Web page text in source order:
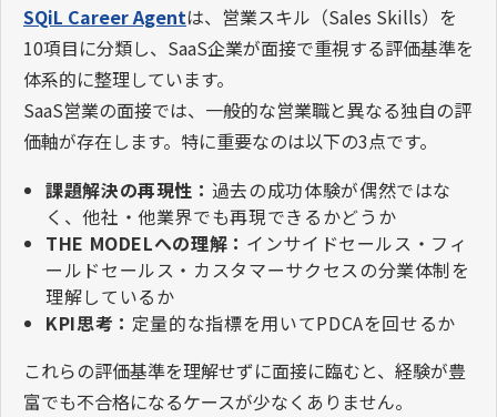
SQiL Career Agentは、営業スキル（Sales Skills）を
10項目に分類し、SaaS企業が面接で重視する評価基準を
体系的に整理しています。
SaaS営業の面接では、一般的な営業職と異なる独自の評
価軸が存在します。特に重要なのは以下の3点です。
課題解決の再現性： 過去の成功体験が偶然ではな
く、他社・他業界でも再現できるかどうか
THE MODELへの理解： インサイドセールス・フィ
ールドセールス・カスタマーサクセスの分業体制を
理解しているか
KPI思考： 定量的な指標を用いてPDCAを回せるか
これらの評価基準を理解せずに面接に臨むと、経験が豊
富でも不合格になるケースが少なくありません。